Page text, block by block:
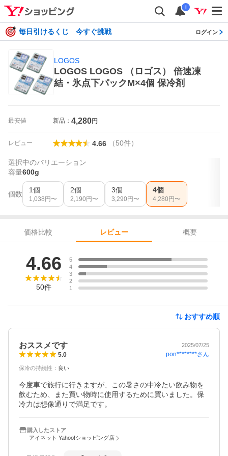
i
毎日引けるくじ 今すぐ挑戦 ログイン
LOGOS
LOGOS LOGOS （ロゴス） 倍速凍
結・氷点下パックM×4個 保冷剤
最安値 新品： 4,280円
レビュー 4.66 （50件）
選択中のバリエーション
容量600g
個数 1個
1,038 円〜
2個
2,190 円〜
3個
3,290 円〜
4個
4,280 円〜
価格比較 レビュー
概要
4.66
50件
5
4
3
2
1
おすすめ順
おススメです 2025/07/25
5.0 pon********さん
保冷の持続性 ： 良い
今度車で旅行に行きますが、この暑さの中冷たい飲み物を
飲むため、また買い物時に使用するために買いました。保
冷力は想像通りで満足です。
購入したストア
アイネット Yahoo!ショッピング店